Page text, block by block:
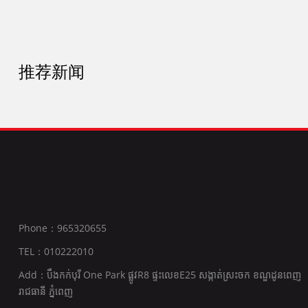
推荐新闻
Phone：965320655
TEL：010222010
Add：បឹងកក់បុរី One Park ផ្លូវR8 ផ្ទះលេខE25 សង្កាត់ស្រះចក ខណ្ឌដូនពេញ
រាជធានី ភ្នំពេញ